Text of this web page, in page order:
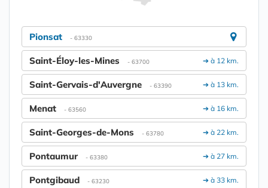
Pionsat - 63330
➔ à 12 km.
Saint-Éloy-les-Mines - 63700
➔ à 13 km.
Saint-Gervais-d'Auvergne - 63390
➔ à 16 km.
Menat - 63560
➔ à 22 km.
Saint-Georges-de-Mons - 63780
➔ à 27 km.
Pontaumur - 63380
➔ à 33 km.
Pontgibaud - 63230